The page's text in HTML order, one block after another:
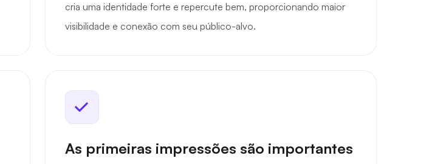
cria uma identidade forte e repercute bem, proporcionando maior
visibilidade e conexão com seu público-alvo.
As primeiras impressões são importantes